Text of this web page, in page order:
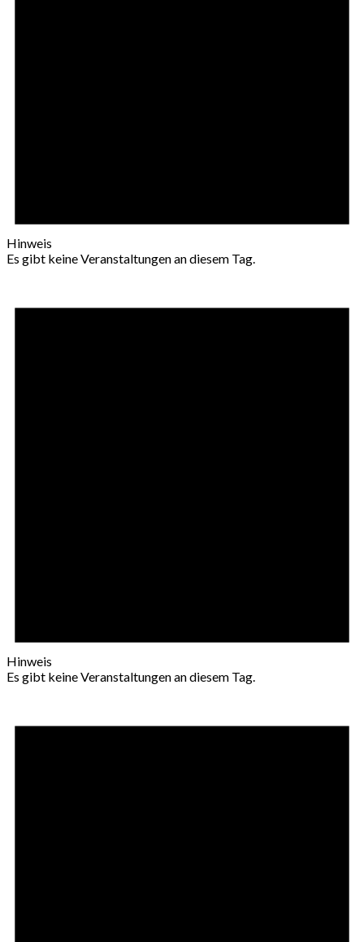
Hinweis
Es gibt keine Veranstaltungen an diesem Tag.
Hinweis
Es gibt keine Veranstaltungen an diesem Tag.